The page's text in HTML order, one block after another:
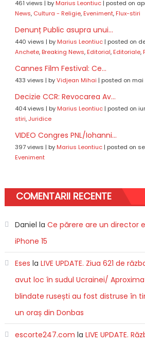
461 views | by Marius Leontiuc| posted on
News, Cultura - Religie, Eveniment, Flux-stiri
Denunț Public asupra unui...
440 views | by Marius Leontiuc| posted on
Anchete, Breaking News, Editorial, Editoriale,
Cannes Film Festival: Ce...
433 views | byVidjean Mihai | posted on mai
Decizie CCR: Revocarea Av...
404 views | by Marius Leontiuc| posted on
stiri,Juridice
VIDEO Congres PNL/Iohanni...
397 views | by Marius Leontiuc| posted on
Eveniment
COMENTARII RECENTE
Daniel la Ce părere are un director
iPhone 15
Eses la LIVE UPDATE. Ziua 621 de
avut loc în sudul Ucrainei/
blindate rusești au fost distruse în
un oraș din Donbas
escorte247.com la LIVE UPDATE.